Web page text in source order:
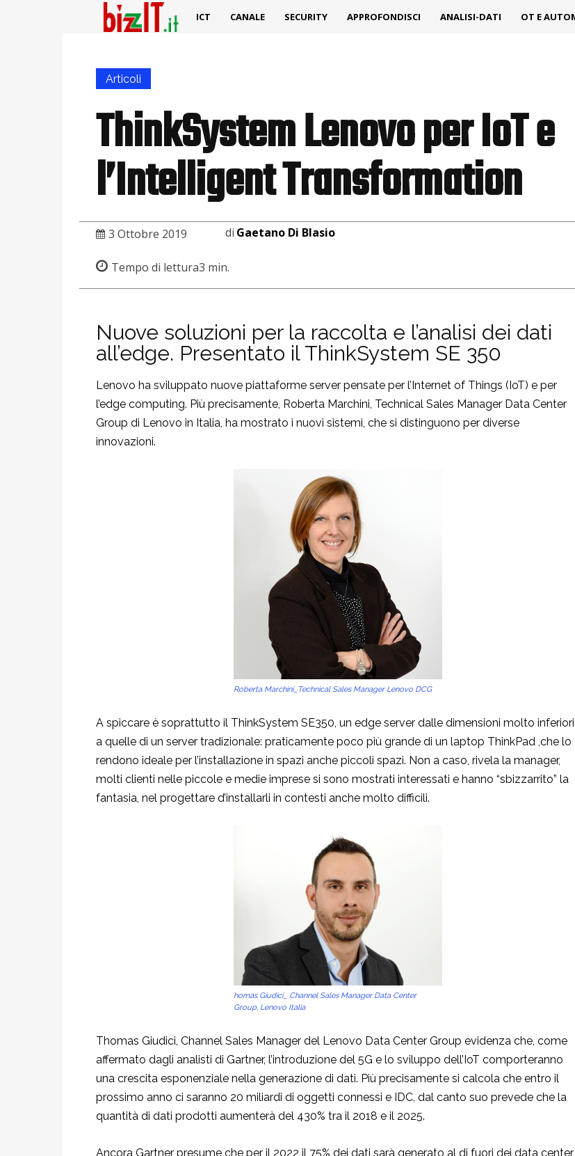
ICT CANALE SECURITY APPROFONDISCI ANALISI-DATI OT E
Articoli
ThinkSystem Lenovo per IoT e
l’Intelligent Transformation
3 Ottobre 2019
Tempo di lettura3 min.
di Gaetano Di Blasio
Nuove soluzioni per la raccolta e l’analisi dei dati
all’edge. Presentato il ThinkSystem SE 350
Lenovo ha sviluppato nuove piattaforme server pensate per l’Internet of Things (IoT) e per
l’edge computing. Più precisamente, Roberta Marchini, Technical Sales Manager Data Center
Group di Lenovo in Italia, ha mostrato i nuovi sistemi, che si distinguono per diverse
innovazioni.
Roberta Marchini_Technical Sales Manager Lenovo DCG
A spiccare è soprattutto il ThinkSystem SE350, un edge server dalle dimensioni molto inferiori
a quelle di un server tradizionale: praticamente poco più grande di un laptop ThinkPad ,che lo
rendono ideale per l’installazione in spazi anche piccoli spazi. Non a caso, rivela la manager,
molti clienti nelle piccole e medie imprese si sono mostrati interessati e hanno “sbizzarrito” la
fantasia, nel progettare d’installarli in contesti anche molto difficili.
homas Giudici_ Channel Sales Manager Data Center
Group, Lenovo Italia
Thomas Giudici, Channel Sales Manager del Lenovo Data Center Group evidenza che, come
affermato dagli analisti di Gartner, l’introduzione del 5G e lo sviluppo dell’IoT comporteranno
una crescita esponenziale nella generazione di dati. Più precisamente si calcola che entro il
prossimo anno ci saranno 20 miliardi di oggetti connessi e IDC, dal canto suo prevede che la
quantità di dati prodotti aumenterà del 430% tra il 2018 e il 2025.
Ancora Gartner presume che per il 2022 il 75% dei dati sarà generato al di fuori dei data center